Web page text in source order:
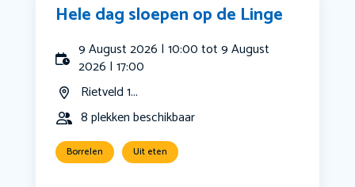
Hele dag sloepen op de Linge
9 August 2026 | 10:00 tot 9 August
2026 | 17:00
Rietveld 1...
8 plekken beschikbaar
Borrelen Uit eten